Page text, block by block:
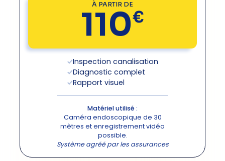
À PARTIR DE
110€
Inspection canalisation
Diagnostic complet
Rapport visuel
Matériel utilisé :
Caméra endoscopique de 30
mètres et enregistrement vidéo
possible.
Système agréé par les assurances